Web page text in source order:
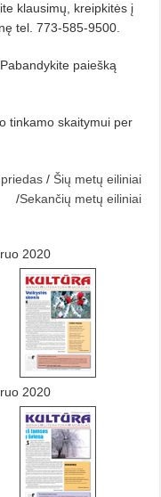
klausimų, kreipkitės į
tel. 773-585-9500.
paiešką
tinkamo skaitymui per
/ Šių metų eiliniai
/Sekančių metų eiliniai
2020
2020